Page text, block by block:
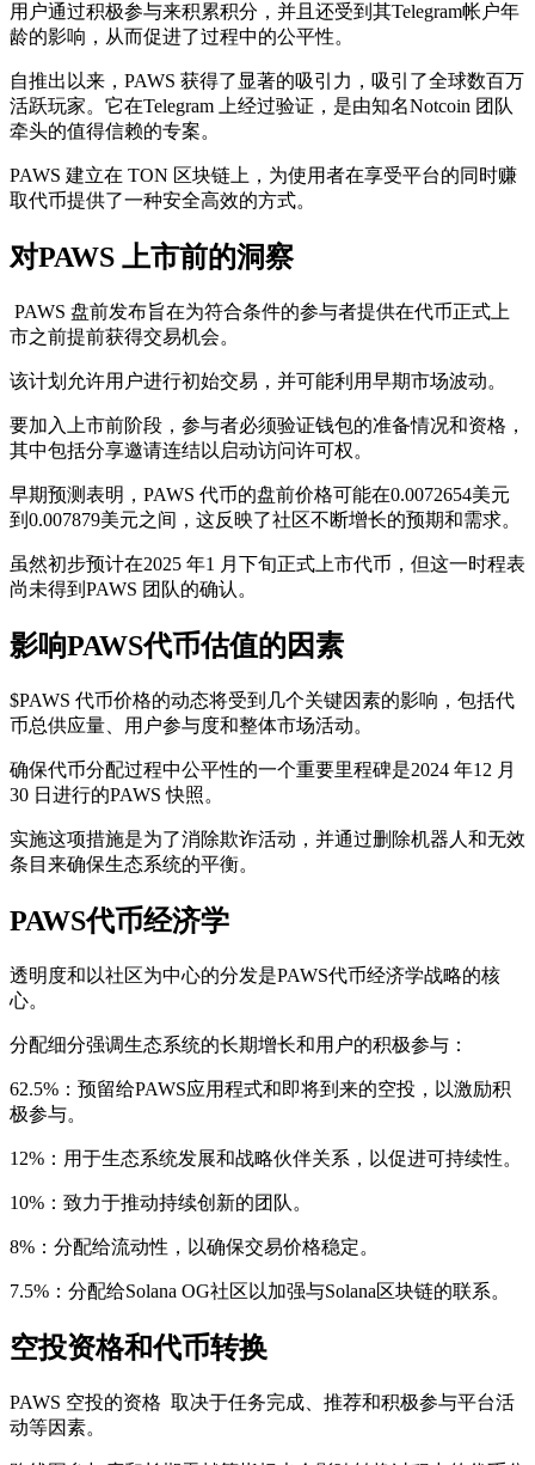
用户通过积极参与来积累积分，并且还受到其Telegram帐户年
龄的影响，从而促进了过程中的公平性。
自推出以来，PAWS 获得了显著的吸引力，吸引了全球数百万
活跃玩家。它在Telegram 上经过验证，是由知名Notcoin 团队
牵头的值得信赖的专案。
PAWS 建立在 TON 区块链上，为使用者在享受平台的同时赚
取代币提供了一种安全高效的方式。
对PAWS 上市前的洞察
PAWS 盘前发布旨在为符合条件的参与者提供在代币正式上
市之前提前获得交易机会。
该计划允许用户进行初始交易，并可能利用早期市场波动。
要加入上市前阶段，参与者必须验证钱包的准备情况和资格，
其中包括分享邀请连结以启动访问许可权。
早期预测表明，PAWS 代币的盘前价格可能在0.0072654美元
到0.007879美元之间，这反映了社区不断增长的预期和需求。
虽然初步预计在2025 年1 月下旬正式上市代币，但这一时程表
尚未得到PAWS 团队的确认。
影响PAWS代币估值的因素
$PAWS 代币价格的动态将受到几个关键因素的影响，包括代
币总供应量、用户参与度和整体市场活动。
确保代币分配过程中公平性的一个重要里程碑是2024 年12 月
30 日进行的PAWS 快照。
实施这项措施是为了消除欺诈活动，并通过删除机器人和无效
条目来确保生态系统的平衡。
PAWS代币经济学
透明度和以社区为中心的分发是PAWS代币经济学战略的核
心。
分配细分强调生态系统的长期增长和用户的积极参与：
62.5%：预留给PAWS应用程式和即将到来的空投，以激励积
极参与。
12%：用于生态系统发展和战略伙伴关系，以促进可持续性。
10%：致力于推动持续创新的团队。
8%：分配给流动性，以确保交易价格稳定。
7.5%：分配给Solana OG社区以加强与Solana区块链的联系。
空投资格和代币转换
PAWS 空投的资格 取决于任务完成、推荐和积极参与平台活
动等因素。